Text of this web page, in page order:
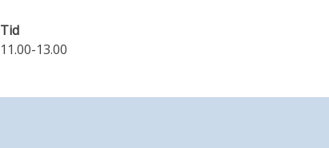
Tid
11.00-13.00